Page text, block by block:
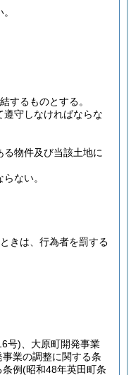
するものとする。
守しなければならな
物件及び当該土地に
ない。
きは、行為者を罰する
号) 、大原町開発事業
事業の調整に関する条
例(昭和48年英田町条